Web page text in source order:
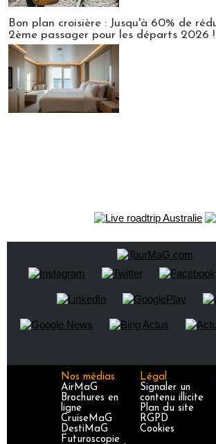
Bon plan croisière : Jusqu'à 60% de
2ème passager pour les départs 2026 !
Nos médias
AirMaG
Brochures en
ligne
CruiseMaG
DestiMaG
Futuroscopie
Légal
Signaler un
contenu illicite
Plan du site
RGPD
Cookies